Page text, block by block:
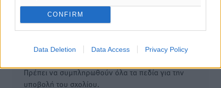
CONFIRM
Data Deletion Data Access Privacy Policy
Προσθέστε ένα σχόλιο
Πρέπει να συμπληρωθούν όλα τα πεδία για την
υποβολή του σχολίου.